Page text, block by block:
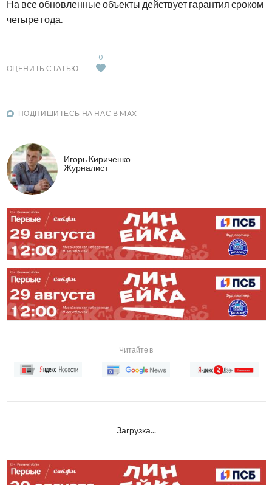
На все обновленные объекты действует гарантия сроком
четыре года.
ОЦЕНИТЬ СТАТЬЮ
0
ПОДПИШИТЕСЬ НА НАС В MAX
Игорь Кириченко
Журналист
Читайте в
Загрузка...